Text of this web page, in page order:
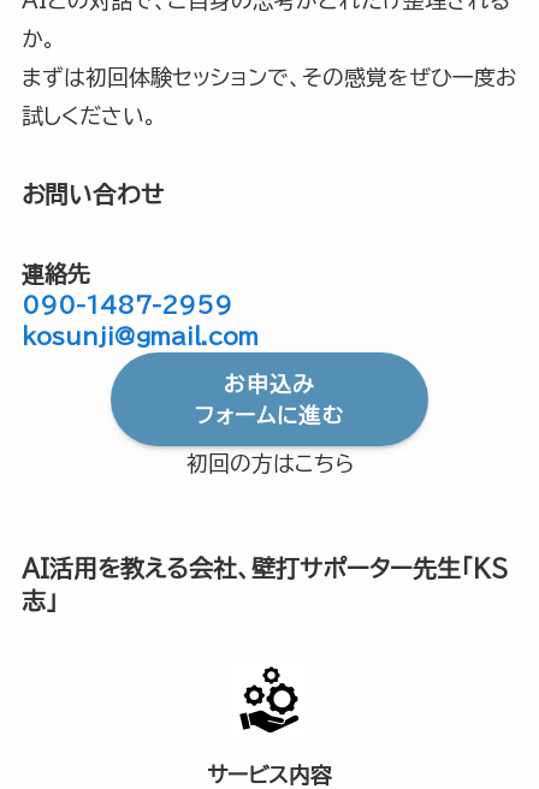
か。
まずは初回体験セッションで、その感覚をぜひ一度お
試しください。
お問い合わせ
連絡先
090-1487-2959
kosunji@gmail.com
お申込み
フォームに進む
初回の方はこちら
AI活用を教える会社、壁打サポーター先生「KS
志」
サービス内容